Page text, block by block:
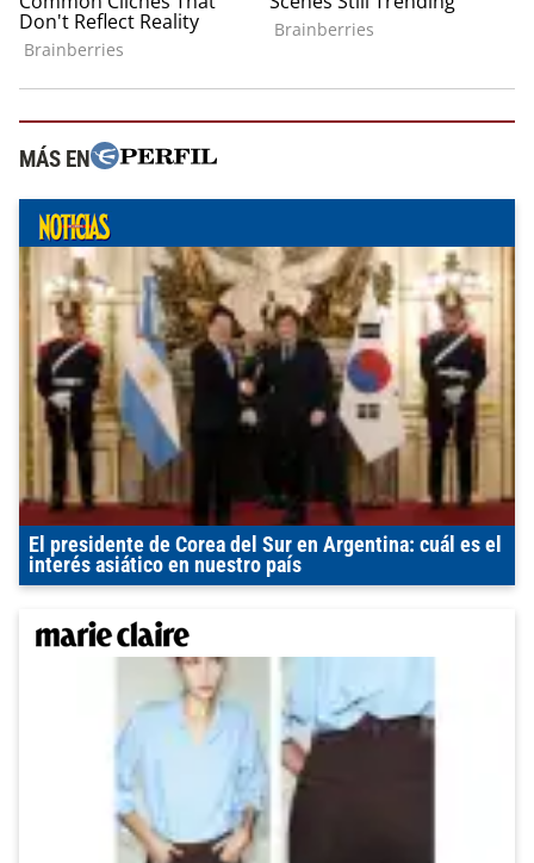
MÁS EN
El presidente de Corea del Sur en Argentina: cuál es el
interés asiático en nuestro país